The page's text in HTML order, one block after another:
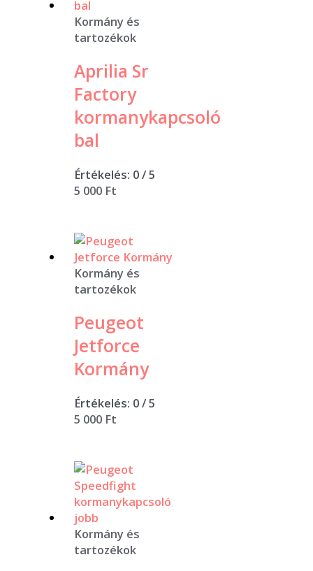
Kormány és
tartozékok
Aprilia Sr
Factory
kormanykapcsoló
bal
Értékelés: 0/ 5
5 000 Ft
Kormány és
tartozékok
Peugeot
Jetforce
Kormány
Értékelés: 0/ 5
5 000 Ft
Kormány és
tartozékok